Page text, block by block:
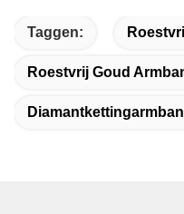
Taggen:
Roestvrij Goud